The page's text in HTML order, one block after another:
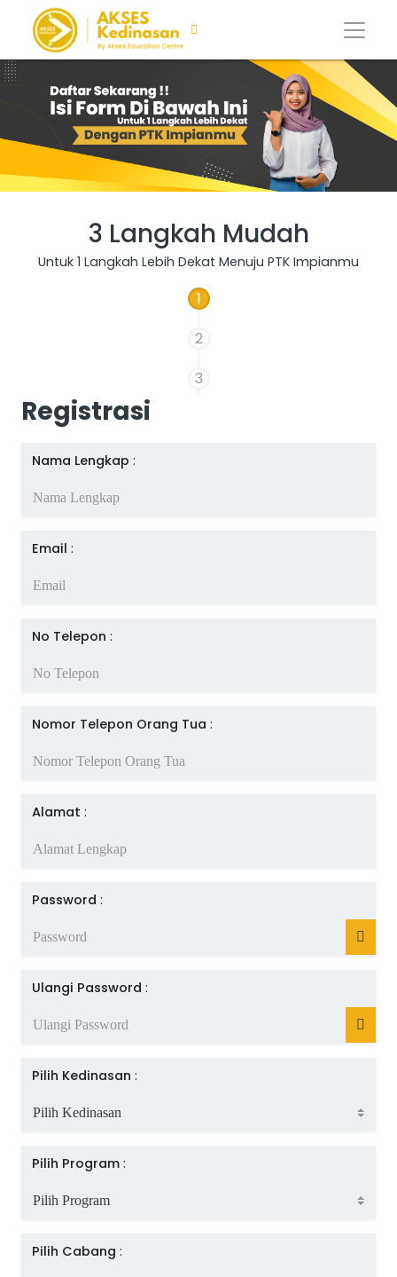
3 Langkah Mudah
Untuk 1 Langkah Lebih Dekat Menuju PTK Impianmu
1
2
3
Registrasi
Nama Lengkap :
Email :
No Telepon :
Nomor Telepon Orang Tua :
Alamat :
Password :
Ulangi Password :
Pilih Kedinasan :
Pilih Program :
Pilih Cabang :